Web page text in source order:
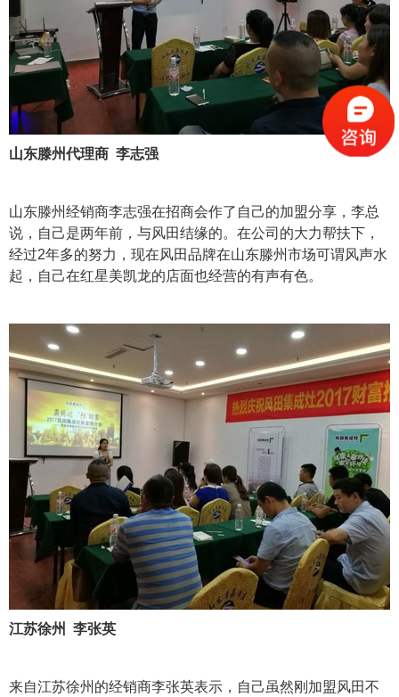
山东滕州代理商 李志强
山东滕州经销商李志强在招商会作了自己的加盟分享，李总
说，自己是两年前，与风田结缘的。在公司的大力帮扶下，
经过2年多的努力，现在风田品牌在山东滕州市场可谓风声水
起，自己在红星美凯龙的店面也经营的有声有色。
江苏徐州 李张英
来自江苏徐州的经销商李张英表示，自己虽然刚加盟风田不